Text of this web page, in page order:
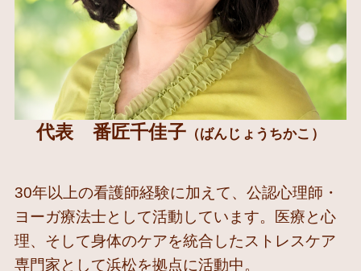
代表 番匠千佳子（ばんじょうちかこ）
30年以上の看護師経験に加えて、公認心理師・
ヨーガ療法士として活動しています。医療と心
理、そして身体のケアを統合したストレスケア
専門家として浜松を拠点に活動中。